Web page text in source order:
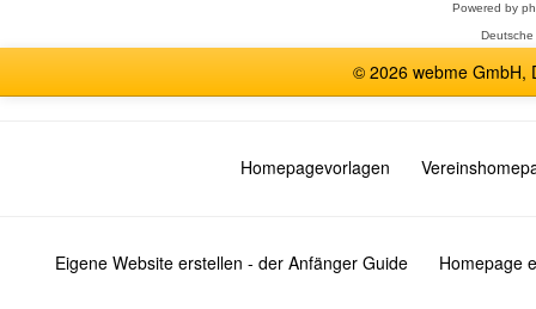
Powered by
© 2026 webme GmbH,
Homepagevorlagen
Eigene Website erstellen - der Anfänger Guide Homepage